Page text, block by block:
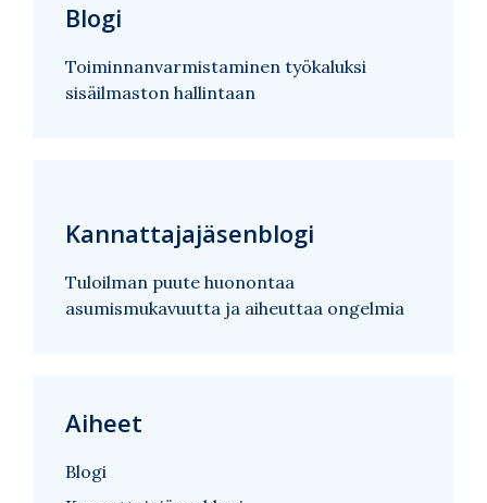
Blogi
Toiminnanvarmistaminen työkaluksi
sisäilmaston hallintaan
Kannattajajäsenblogi
Tuloilman puute huonontaa
asumismukavuutta ja aiheuttaa ongelmia
Aiheet
Blogi